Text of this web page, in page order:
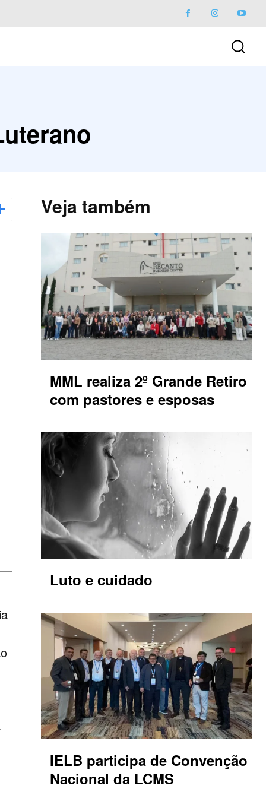
Veja também
MML realiza 2º Grande Retiro
com pastores e esposas
Luto e cuidado
IELB participa de Convenção
Nacional da LCMS